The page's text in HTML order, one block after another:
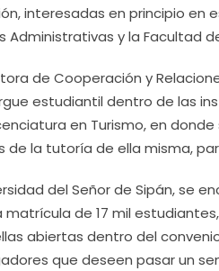
interesadas en principio en
Administrativas y la Facultad
de Cooperación y
estudiantil dentro de las
en Turismo, en
de la tutoría de ella misma,
del Señor de Sipán, se
matrícula de 17 mil
abiertas dentro del
que deseen pasar un